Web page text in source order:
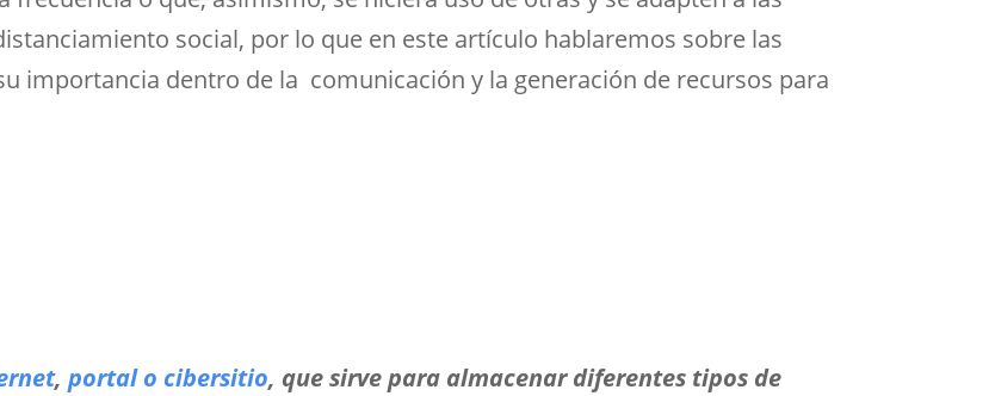
social, por lo que en este artículo hablaremos sobre las
importancia dentro de la comunicación y la generación de recursos para
,portal o cibersitio, que sirve para almacenar diferentes tipos de